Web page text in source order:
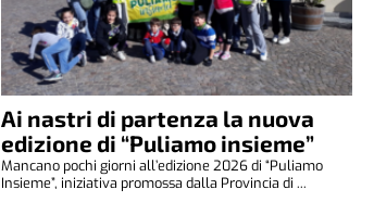
Ai nastri di partenza la nuova
edizione di “Puliamo insieme”
Mancano pochi giorni all’edizione 2026 di “Puliamo
Insieme”, iniziativa promossa dalla Provincia di ...